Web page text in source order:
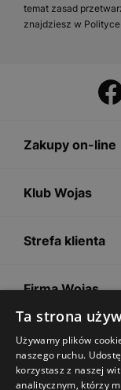
temat zasad
znajdziesz w
Zakupy on-line
Klub Wojas
Strefa klienta
Firma Wojas
Porady
Ta strona
Używamy plików
naszego ruchu.
korzystasz z naszej
analitycznym, którzy